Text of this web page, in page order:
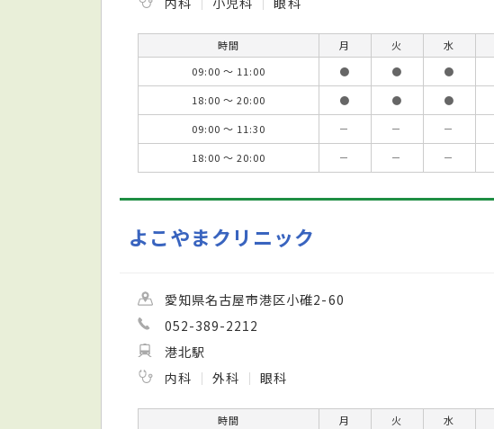
時間 月 火 水
09:00 ～ 11:00
● ● ●
18:00 ～ 20:00
● ● ●
09:00 ～ 11:30
－ － －
18:00 ～ 20:00
－ － －
よこやまクリニック
愛知県名古屋市港区小碓2-60
052-389-2212
港北駅
内科
外科 眼科
時間 月 火 水